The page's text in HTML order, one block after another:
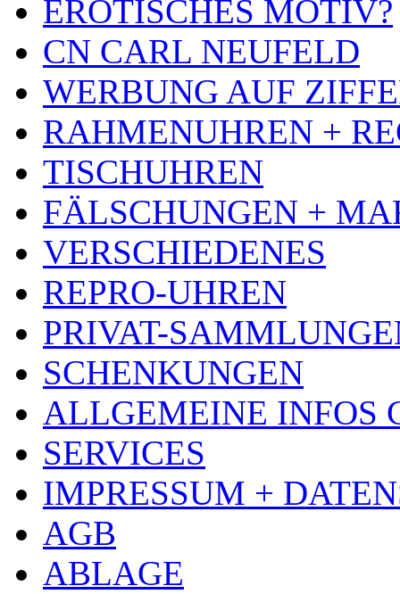
EROTISCHES MOTIV?
CN CARL NEUFELD
WERBUNG AUF
RAHMENUHREN +
TISCHUHREN
FÄLSCHUNGEN +
VERSCHIEDENES
REPRO-UHREN
PRIVAT-
SCHENKUNGEN
ALLGEMEINE INFOS
SERVICES
IMPRESSUM +
AGB
ABLAGE